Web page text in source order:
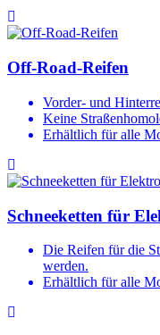
Off-Road-Reifen
Vorder- und
Keine
Erhältlich für alle
Schneeketten für
Die Reifen für die
werden.
Erhältlich für alle